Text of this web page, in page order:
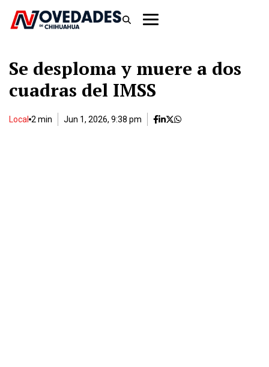
Se desploma y muere a dos
cuadras del IMSS
Local 2 min Jun 1, 2026, 9:38 pm